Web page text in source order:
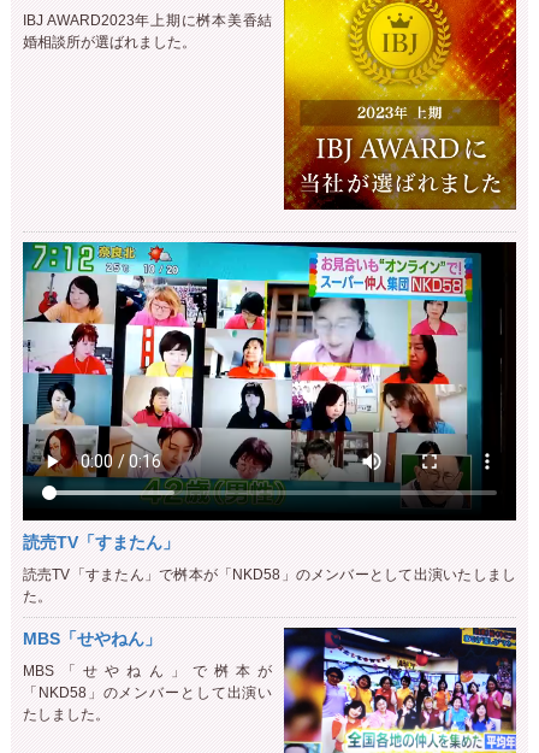
IBJ AWARD2023年上期に桝本美香結
婚相談所が選ばれました。
読売TV「すまたん」
読売TV「すまたん」で桝本が「NKD58」のメンバーとして出演いたしまし
た。
MBS「せやねん」
MBS「せやねん」で桝本が
「NKD58」のメンバーとして出演い
たしました。